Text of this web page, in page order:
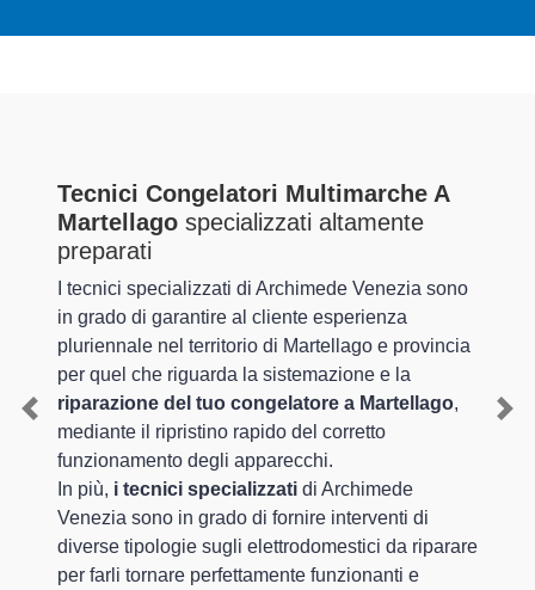
Tecnici Congelatori Multimarche A
Martellago specializzati altamente
preparati
I tecnici specializzati di Archimede Venezia sono
in grado di garantire al cliente esperienza
pluriennale nel territorio di Martellago e provincia
per quel che riguarda la sistemazione e la
riparazione del tuo congelatore a Martellago,
mediante il ripristino rapido del corretto
funzionamento degli apparecchi.
In più, i tecnici specializzati di Archimede
Venezia sono in grado di fornire interventi di
diverse tipologie sugli elettrodomestici da riparare
per farli tornare perfettamente funzionanti e
Previous